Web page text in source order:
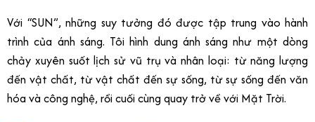
Với “SUN”, những suy tưởng đó được tập trung vào hành
trình của ánh sáng. Tôi hình dung ánh sáng như một dòng
chảy xuyên suốt lịch sử vũ trụ và nhân loại: từ năng lượng
đến vật chất, từ vật chất đến sự sống, từ sự sống đến văn
hóa và công nghệ, rồi cuối cùng quay trở về với Mặt Trời.